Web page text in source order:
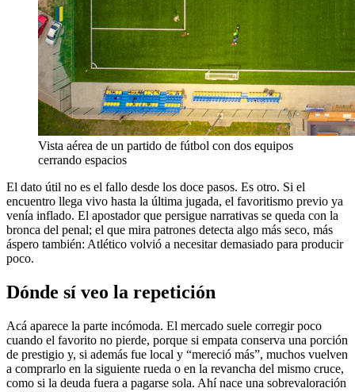
Vista aérea de un partido de fútbol con dos equipos
cerrando espacios
El dato útil no es el fallo desde los doce pasos. Es otro. Si el
encuentro llega vivo hasta la última jugada, el favoritismo previo ya
venía inflado. El apostador que persigue narrativas se queda con la
bronca del penal; el que mira patrones detecta algo más seco, más
áspero también: Atlético volvió a necesitar demasiado para producir
poco.
Dónde sí veo la repetición
Acá aparece la parte incómoda. El mercado suele corregir poco
cuando el favorito no pierde, porque si empata conserva una porción
de prestigio y, si además fue local y “mereció más”, muchos vuelven
a comprarlo en la siguiente rueda o en la revancha del mismo cruce,
como si la deuda fuera a pagarse sola. Ahí nace una sobrevaloración